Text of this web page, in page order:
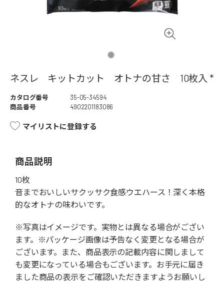
ネスレ キットカット オトナの甘さ 10枚入 *
カタログ番号
35-05-34594
商品番号
4902201183086
マイリストに登録する
商品説明
10枚
音までおいしいサクッサク食感ウエハース！深く本格
的なオトナの味わいです。
※写真はイメージです。実物とは異なる場合がござい
ます。※パッケージ画像は予告なく変更となる場合が
ございます。また、商品表示の記載内容に関しまして
も変更になっている場合もございます。お手元に届き
ました商品の表示をご確認いただきますようお願いし